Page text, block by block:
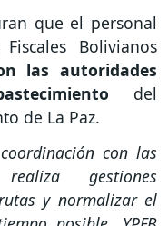
que el personal
Bolivianos
las autoridades
del
de La Paz.
con las
gestiones
y normalizar el